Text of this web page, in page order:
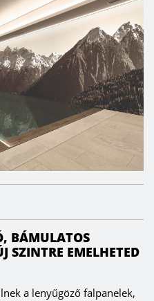
BÁMULATOS
SZINTRE EMELHETED
a lenyűgöző falpanelek,